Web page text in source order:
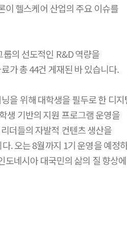
이 헬스케어 산업의 주요 이슈를
의 선도적인 R&D 역량을
가 총 44건 게재된 바 있습니다.
을 위해 대학생을 필두로 한 디지
생 기반의 지원 프로그램 운영을
더들의 자발적 컨텐츠 생산을
. 오는 8월까지 1기 운영을 예정
도네시아 대국민의 삶의 질 향상에